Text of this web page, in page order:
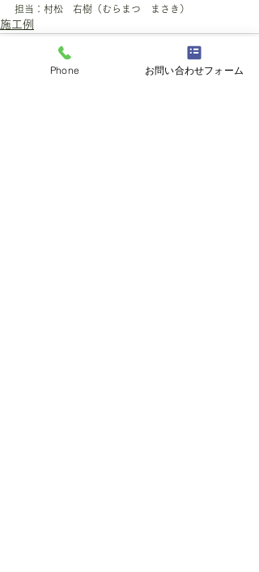
担当：村松　右樹（むらまつ　まさき）
施工例
Phone お問い合わせフォーム